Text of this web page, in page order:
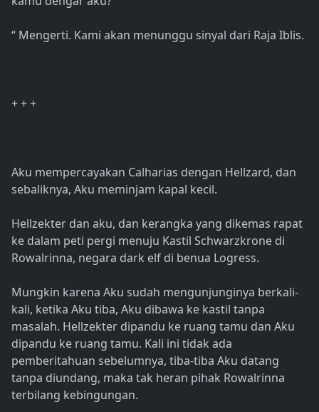
“ Mengerti. Kami akan menunggu sinyal dari Raja Iblis.
+ + +
Aku mempercayakan Calharias dengan Hellzard, dan
sebaliknya, Aku meminjam kapal kecil.
Hellzekter dan aku, dan kerangka yang dikemas rapat
ke dalam peti pergi menuju Kastil Schwarzkrone di
Rowalrinna, negara dark elf di benua Logress.
Mungkin karena Aku sudah mengunjunginya berkali-
kali, ketika Aku tiba, Aku dibawa ke kastil tanpa
masalah. Hellzekter dipandu ke ruang tamu dan Aku
dipandu ke ruang tamu. Kali ini tidak ada
pemberitahuan sebelumnya, tiba-tiba Aku datang
tanpa diundang, maka tak heran pihak Rowalrinna
terbilang kebingungan.